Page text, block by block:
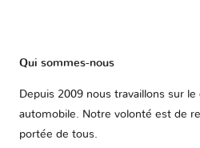
Qui sommes-nous
Depuis 2009 nous travaillons sur
automobile. Notre volonté est de
portée de tous.